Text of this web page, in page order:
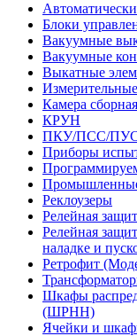
Блоки
Вакуумные
Вакуумные
Выкатные
Камера
КРУН
ПКУ/ПСС/
Приборы
Реклоузеры
Релейная
Релейная
наладке и
Ретрофит
Шкафы
(ШРНН)
Ячейки и